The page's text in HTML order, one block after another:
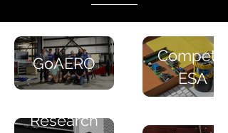
GoAERO
ESA
Research